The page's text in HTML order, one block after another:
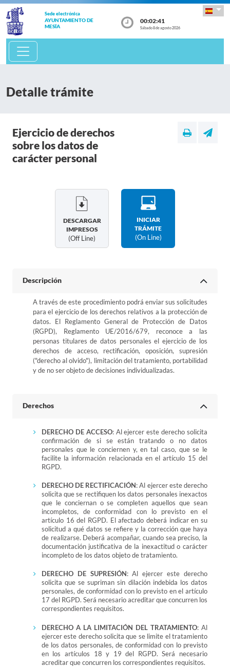
Sede electrónica
AYUNTAMIENTO DE
MESÍA
00:02:42
Sábado 8 de agosto 2026
Detalle trámite
Ejercicio de derechos
sobre los datos de
carácter personal
DESCARGAR
IMPRESOS
(off Line)
INICIAR
TRÁMITE
(on Line)
Descripción
A través de este procedimiento podrá enviar sus solicitudes
para el ejercicio de los derechos relativos a la protección de
datos. El Reglamento General de Protección de Datos
(RGPD), Reglamento UE/2016/679, reconoce a las
personas titulares de datos personales el ejercicio de los
derechos de acceso, rectificación, oposición, supresión
("derecho al olvido"), limitación del tratamiento, portabilidad
y de no ser objeto de decisiones individualizadas.
Derechos
DERECHO DE ACCESO: Al ejercer este derecho solicita
confirmación de si se están tratando o no datos
personales que le conciernen y, en tal caso, que se le
facilite la información relacionada en el artículo 15 del
RGPD.
DERECHO DE RECTIFICACIÓN: Al ejercer este derecho
solicita que se rectifiquen los datos personales inexactos
que le conciernan o se completen aquellos que sean
incompletos, de conformidad con lo previsto en el
artículo 16 del RGPD. El afectado deberá indicar en su
solicitud a qué datos se refiere y la corrección que haya
de realizarse. Deberá acompañar, cuando sea preciso, la
documentación justificativa de la inexactitud o carácter
incompleto de los datos objeto de tratamiento.
DERECHO DE SUPRESIÓN: Al ejercer este derecho
solicita que se supriman sin dilación indebida los datos
personales, de conformidad con lo previsto en el artículo
17 del RGPD. Será necesario acreditar que concurren los
correspondientes requisitos.
DERECHO A LA LIMITACIÓN DEL TRATAMIENTO: Al
ejercer este derecho solicita que se limite el tratamiento
de los datos personales, de conformidad con lo previsto
en los artículos 18 y 19 del RGPD. Será necesario
acreditar que concurren los correspondientes requisitos.